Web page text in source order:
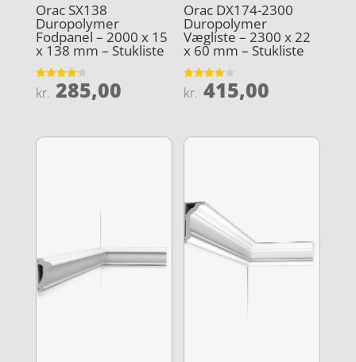
Orac SX138
Duropolymer
Fodpanel – 2000 x 15
x 138 mm – Stukliste
Vurderet
4.2
kr. 285,00
Orac DX174-2300
Duropolymer
Vægliste – 2300 x 22
x 60 mm – Stukliste
Vurderet
3.9
kr. 415,00